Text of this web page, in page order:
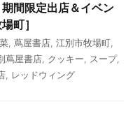
間限定出店＆イベン
町］
, 蔦屋書店, 江別市牧場町,
蔦屋書店, クッキー, スープ,
, レッドウィング